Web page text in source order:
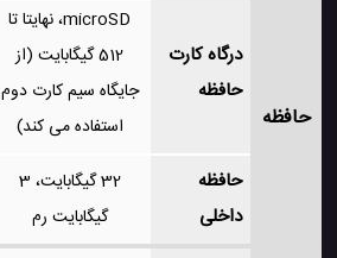
حافظه
درگاه کارت
حافظه
microSD، نهایتا تا
512 گیگابایت (از
جایگاه سیم کارت دوم
استفاده می کند)
حافظه
داخلی
32 گیگابایت، 3
گیگابایت رم